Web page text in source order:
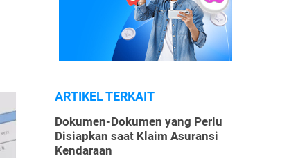
ARTIKEL TERKAIT
Dokumen-Dokumen yang Perlu
Disiapkan saat Klaim Asuransi
Kendaraan